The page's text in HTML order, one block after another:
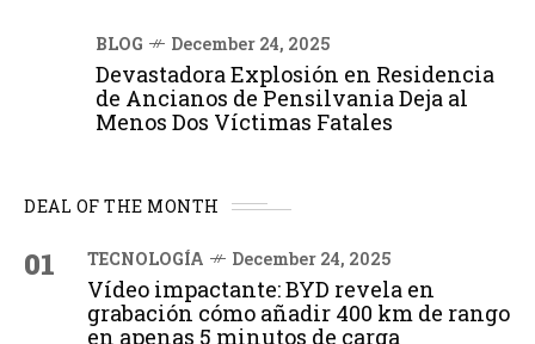
BLOG December 24, 2025
Devastadora Explosión en Residencia
de Ancianos de Pensilvania Deja al
Menos Dos Víctimas Fatales
DEAL OF THE MONTH
01 TECNOLOGÍA December 24, 2025
Vídeo impactante: BYD revela en
grabación cómo añadir 400 km de rango
en apenas 5 minutos de carga